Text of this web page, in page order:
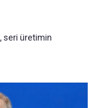
, seri üretimin